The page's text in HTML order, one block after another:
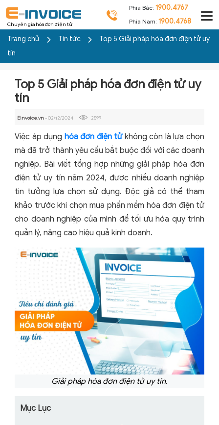
Chuyên gia hóa đơn điện tử
Phía Bắc: 1900.4767
Phía Nam: 1900.4768
Trang chủ Tin tức
Top 5 Giải pháp hóa đơn điện tử uy
tín
Top 5 Giải pháp hóa đơn điện tử uy
tín
Einvoice.vn- 02/12/2024 2599
Việc áp dụng hóa đơn điện tửkhông còn là lựa chọn
mà đã trở thành yêu cầu bắt buộc đối với các doanh
nghiệp. Bài viết tổng hợp những giải pháp hóa đơn
điện tử uy tín năm 2024, được nhiều doanh nghiệp
tin tưởng lựa chọn sử dụng. Độc giả có thể tham
khảo trước khi chọn mua phần mềm hóa đơn điện tử
cho doanh nghiệp của mình để tối ưu hóa quy trình
quản lý, nâng cao hiệu quả kinh doanh.
Giải pháp hóa đơn điện tử uy tín.
Mục Lục